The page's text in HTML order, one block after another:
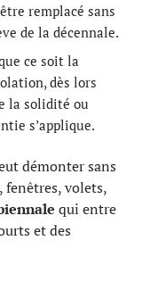
remplacé sans
de la décennale.
ce soit la
dès lors
la solidité ou
s’applique.
démonter sans
fenêtres, volets,
qui entre
et des